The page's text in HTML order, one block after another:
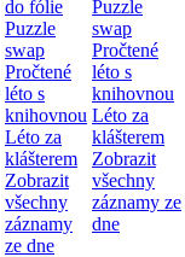
do fólie
Puzzle
swap
Pročtené
léto s
knihovnou
Léto za
klášterem
Zobrazit
všechny
záznamy
ze dne
Puzzle
swap
Pročtené
léto s
knihovnou
Léto za
klášterem
Zobrazit
všechny
záznamy ze
dne